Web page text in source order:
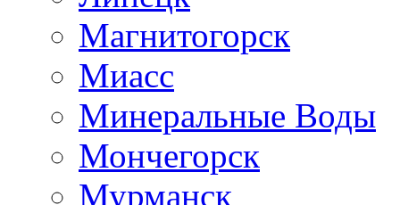
Магнитогорск
Миасс
Минеральные Воды
Мончегорск
Мурманск